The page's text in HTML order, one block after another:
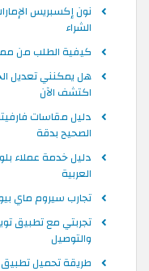
نون إكسبريس
الشراء
كيفية الطلب من
هل يمكنني تعديل
اكتشف الآن
دليل مقاسات
الصحيح بدقة
دليل خدمة عملاء
العربية
تجارب سيروم ماي
تجربتي مع تطبيق
والتوصيل
طريقة تحميل تطبيق